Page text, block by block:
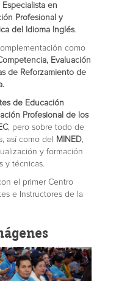
en
Profesional y
del Idioma Inglés.
como
Evaluación
de Reforzamiento de
de Educación
Profesional de los
, pero sobre todo de
así como del MINED
y formación
y técnicas.
el primer Centro
e Instructores de la